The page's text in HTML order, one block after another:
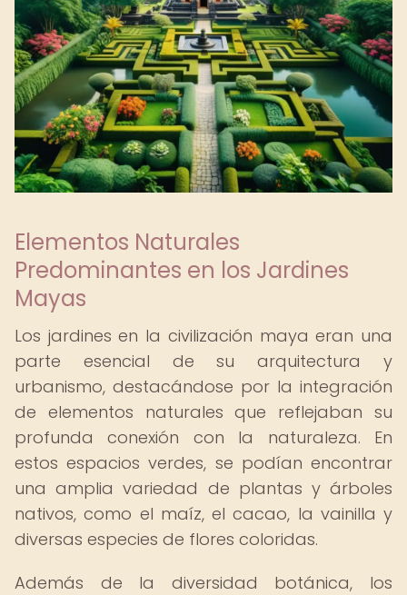
Elementos Naturales
Predominantes en los Jardines
Mayas
Los jardines en la civilización maya eran una
parte esencial de su arquitectura y
urbanismo, destacándose por la integración
de elementos naturales que reflejaban su
profunda conexión con la naturaleza. En
estos espacios verdes, se podían encontrar
una amplia variedad de plantas y árboles
nativos, como el maíz, el cacao, la vainilla y
diversas especies de flores coloridas.
Además de la diversidad botánica, los